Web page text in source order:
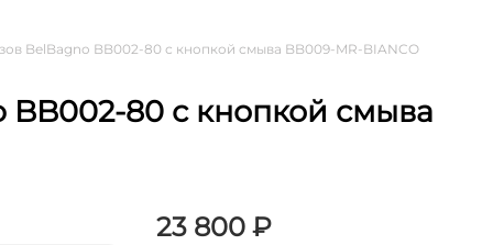
BelBagno BB002-80 с кнопкой смыва BB009-MR-BIANCO
BB002-80 с кнопкой смыва
23 800 ₽